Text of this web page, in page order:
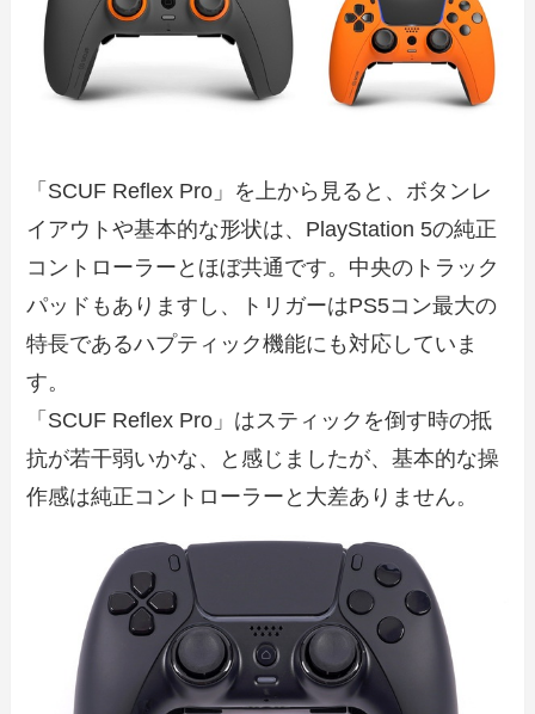
「SCUF Reflex Pro」を上から見ると、ボタンレ
イアウトや基本的な形状は、PlayStation 5の純正
コントローラーとほぼ共通です。中央のトラック
パッドもありますし、トリガーはPS5コン最大の
特長であるハプティック機能にも対応していま
す。
「SCUF Reflex Pro」はスティックを倒す時の抵
抗が若干弱いかな、と感じましたが、基本的な操
作感は純正コントローラーと大差ありません。